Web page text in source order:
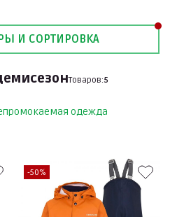
И СОРТИРОВКА
Товаров:5
одежда
-50%